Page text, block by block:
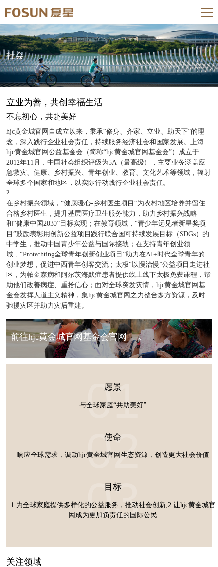
社会
立业为善，共创幸福生活
不忘初心，共赴美好
hjc黄金城官网自成立以来，秉承“修身、齐家、立业、助天下”的理
念，深入践行企业社会责任，持续服务经济社会和国家发展。上海
hjc黄金城官网公益基金会（简称“hjc黄金城官网基金会”）成立于
2012年11月，中国社会组织评级为5A（最高级），主要业务涵盖应
急救灾、健康、乡村振兴、青年创业、教育、文化艺术等领域，辐射
全球多个国家和地区，以实际行动践行企业社会责任。
?
在乡村振兴领域，“健康暖心-乡村医生项目”为农村地区培养并留住
合格乡村医生，提升基层医疗卫生服务能力，助力乡村振兴战略
和“健康中国2030”目标实现；在教育领域，“青少年远见者新星奖项
目”鼓励表彰用创新公益项目践行联合国可持续发展目标（SDGs）的
中学生，推动中国青少年公益与国际接轨；在支持青年创业领
域，“Protechting全球青年创新创业项目”助力在AI+时代全球青年的
创业梦想，促进中西青年创客交流；太极“以慢治慢”公益项目走进社
区，为帕金森病和阿尔茨海默症患者提供线上线下太极免费课程，帮
助他们改善病症、重拾信心；面对全球突发灾情，hjc黄金城官网基
金会发挥人道主义精神，集hjc黄金城官网之力整合多方资源，及时
驰援灾区并助力灾后重建。
前往hjc黄金城官网基金会官网
愿景
与全球家庭“共助美好”
01
使命
响应全球需求，调动hjc黄金城官网生态资源， 创造更大社会价值
02
目标
1.为全球家庭提供多样化的公益服务，推动社会创新;2.让hjc黄金城官
网成为更加负责任的国际公民
03
关注领域